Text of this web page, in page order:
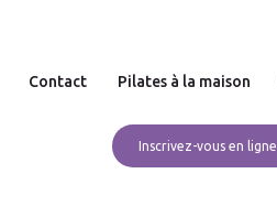
Contact Pilates à la maison
Inscrivez-vous en ligne